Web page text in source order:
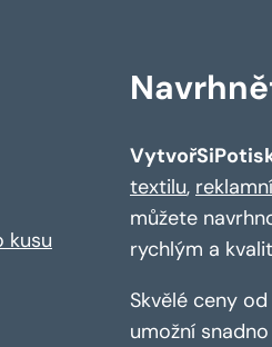
kusu
textilu,
můžete
rychlým a
Skvělé ceny
umožní